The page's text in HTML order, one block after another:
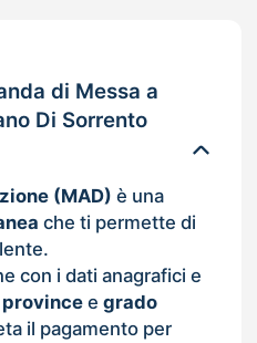
di Messa a
Di Sorrento
(MAD) è una
che ti permette di
con i dati anagrafici e
provincee grado
il pagamento per